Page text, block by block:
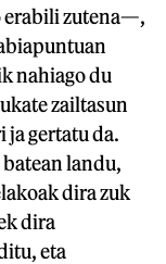
erabili zutena—,
nahiago du
zailtasun
ja gertatu da.
landu,
dira zuk
dira
eta